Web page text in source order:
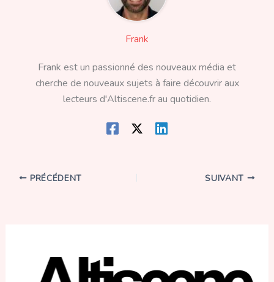
Frank
Frank est un passionné des nouveaux média et
cherche de nouveaux sujets à faire découvrir aux
lecteurs d'Altiscene.fr au quotidien.
PRÉCÉDENT SUIVANT